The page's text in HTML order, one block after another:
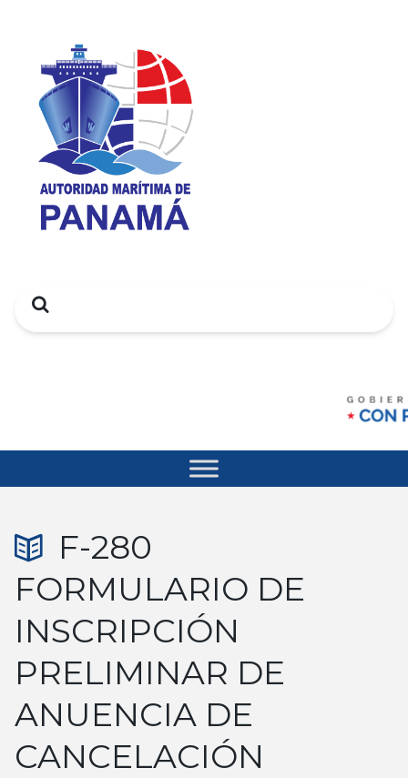
Search
F-280
FORMULARIO DE
INSCRIPCIÓN
PRELIMINAR DE
ANUENCIA DE
CANCELACIÓN